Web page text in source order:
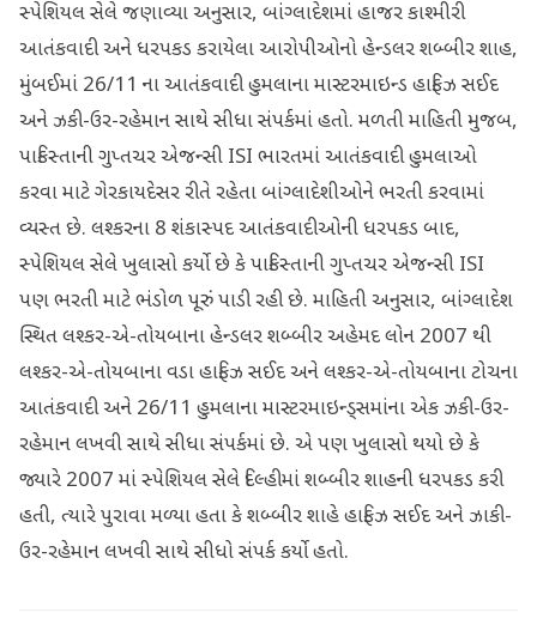
સ્પેશિયલ સેલે જણાવ્યા અનુસાર, બાંગ્લાદેશમાં હાજર કાશ્મીરી
આતંકવાદી અને ધરપકડ કરાયેલા આરોપીઓનો હેન્ડલર શબ્બીર શાહ,
મુંબઈમાં 26/11 ના આતંકવાદી હુમલાના માસ્ટરમાઇન્ડ હાફિઝ સઈદ
અને ઝકી-ઉર-રહેમાન સાથે સીધા સંપર્કમાં હતો. મળતી માહિતી મુજબ,
પાકિસ્તાની ગુપ્તચર એજન્સી ISI ભારતમાં આતંકવાદી હુમલાઓ
કરવા માટે ગેરકાયદેસર રીતે રહેતા બાંગ્લાદેશીઓને ભરતી કરવામાં
વ્યસ્ત છે. લશ્કરના 8 શંકાસ્પદ આતંકવાદીઓની ધરપકડ બાદ,
સ્પેશિયલ સેલે ખુલાસો કર્યો છે કે પાકિસ્તાની ગુપ્તચર એજન્સી ISI
પણ ભરતી માટે ભંડોળ પૂરું પાડી રહી છે. માહિતી અનુસાર, બાંગ્લાદેશ
સ્થિત લશ્કર-એ-તોયબાના હેન્ડલર શબ્બીર અહેમદ લોન 2007 થી
લશ્કર-એ-તોયબાના વડા હાફિઝ સઈદ અને લશ્કર-એ-તોયબાના ટોચના
આતંકવાદી અને 26/11 હુમલાના માસ્ટરમાઇન્ડ્સમાંના એક ઝકી-ઉર-
રહેમાન લખવી સાથે સીધા સંપર્કમાં છે. એ પણ ખુલાસો થયો છે કે
જ્યારે 2007 માં સ્પેશિયલ સેલે દિલ્હીમાં શબ્બીર શાહની ધરપકડ કરી
હતી, ત્યારે પુરાવા મળ્યા હતા કે શબ્બીર શાહે હાફિઝ સઈદ અને ઝાકી-
ઉર-રહેમાન લખવી સાથે સીધો સંપર્ક કર્યો હતો.